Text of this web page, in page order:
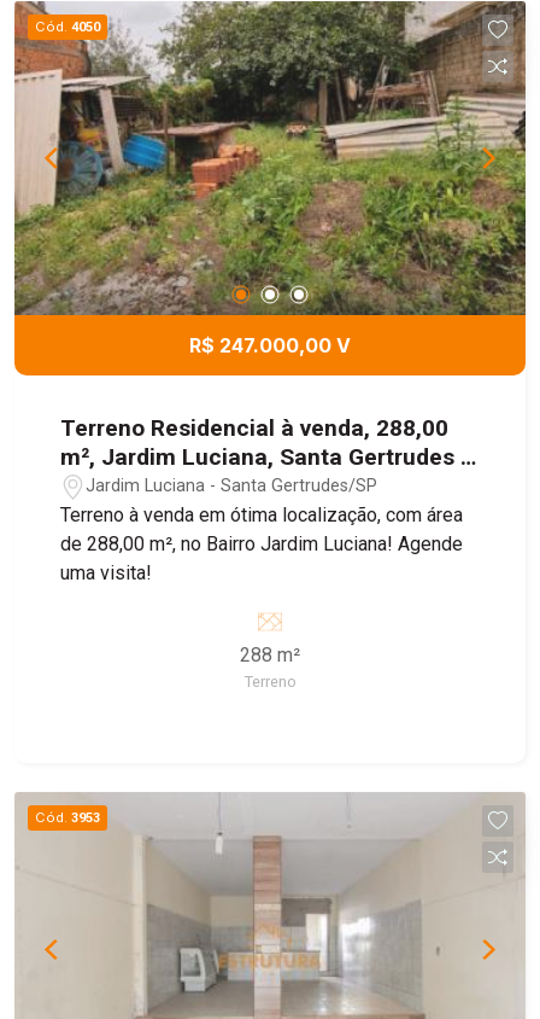
suíte, 2 banheiros sociais, cozinha estilo
americana, lavanderia, sala ampla e bem
iluminada, 2 vagas de garagem. Estado de
conservação excelente. O prédio comercial tem
123 m², sendo 3 salões amplos, recém
reformados.
Cód. 4050
R$ 247.000,00 V
Terreno Residencial à venda, 288,00
m², Jardim Luciana, Santa Gertrudes /
São Paulo
Jardim Luciana - Santa Gertrudes/SP
Terreno à venda em ótima localização, com área
de 288,00 m², no Bairro Jardim Luciana! Agende
uma visita!
288 m²
Terreno
Cód. 3953